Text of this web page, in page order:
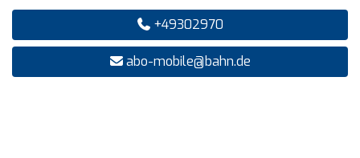
+49302970
abo-mobile@bahn.de